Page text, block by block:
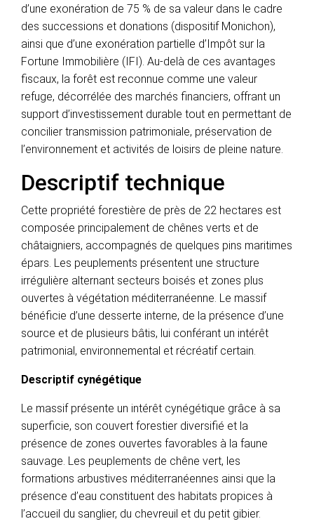
d’une exonération de 75 % de sa valeur dans le cadre
des successions et donations (dispositif Monichon),
ainsi que d’une exonération partielle d’Impôt sur la
Fortune Immobilière (IFI). Au-delà de ces avantages
fiscaux, la forêt est reconnue comme une valeur
refuge, décorrélée des marchés financiers, offrant un
support d’investissement durable tout en permettant de
concilier transmission patrimoniale, préservation de
l’environnement et activités de loisirs de pleine nature.
Descriptif technique
Cette propriété forestière de près de 22 hectares est
composée principalement de chênes verts et de
châtaigniers, accompagnés de quelques pins maritimes
épars. Les peuplements présentent une structure
irrégulière alternant secteurs boisés et zones plus
ouvertes à végétation méditerranéenne. Le massif
bénéficie d’une desserte interne, de la présence d’une
source et de plusieurs bâtis, lui conférant un intérêt
patrimonial, environnemental et récréatif certain.
Descriptif cynégétique
Le massif présente un intérêt cynégétique grâce à sa
superficie, son couvert forestier diversifié et la
présence de zones ouvertes favorables à la faune
sauvage. Les peuplements de chêne vert, les
formations arbustives méditerranéennes ainsi que la
présence d’eau constituent des habitats propices à
l’accueil du sanglier, du chevreuil et du petit gibier.